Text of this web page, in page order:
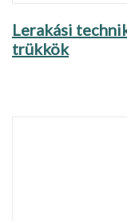
Lerakási
trükkök